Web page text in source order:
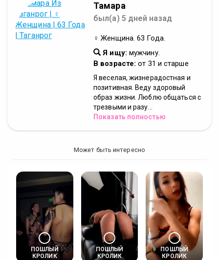
Тамара
был(а) 5 дней назад
♀ Женщина. 63 Года.
Я ищу: мужчину.
В возрасте: от 31 и старше
Я веселая, жизнерадостная и
позитивная. Веду здоровый
образ жизни. Люблю общаться с
трезвыми и разу...
Показать полностью
Может быть интересно
ПОШЛЫЙ
КРОЛИК
ПОШЛЫЙ
КРОЛИК
ПОШЛЫЙ
КРОЛИК